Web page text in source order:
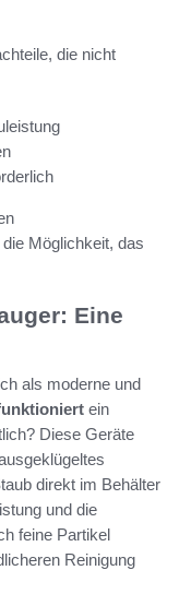
die nicht
Möglichkeit, das
Eine
als moderne und
ein
Diese Geräte
direkt im Behälter
und die
feine Partikel
Reinigung